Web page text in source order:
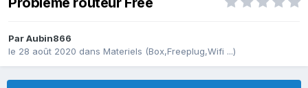
ParAubin866
le 28 août 2020 dans Materiels (Box,Freeplug,Wifi ...)